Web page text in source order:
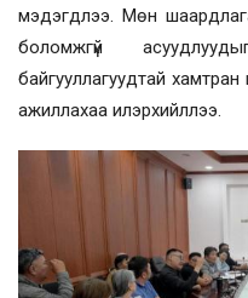
мэдэгдлээ. Мөн
боломжгүй
байгууллагуудтай
ажиллахаа илэрхийллээ.